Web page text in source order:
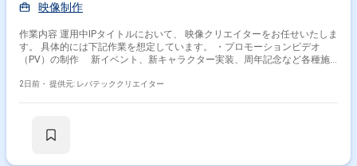
映像制作
作業内容 運用中IPタイトルにおいて、 映像クリエイターをお任せいたしま
す。 具体的には下記作業を想定しています。 ・プロモーションビデオ
（PV）の制作 新イベント、新キャラクター実装、周年記念など各種施
再生されるムービーシーンや演出効果を高めるインゲーム映像の制作
2日前・ 提供元: レバテッククリエイター